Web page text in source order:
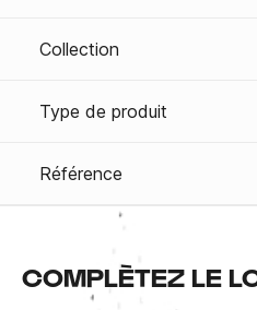
Collection
Type de produit
Référence
COMPLÈTEZ LE